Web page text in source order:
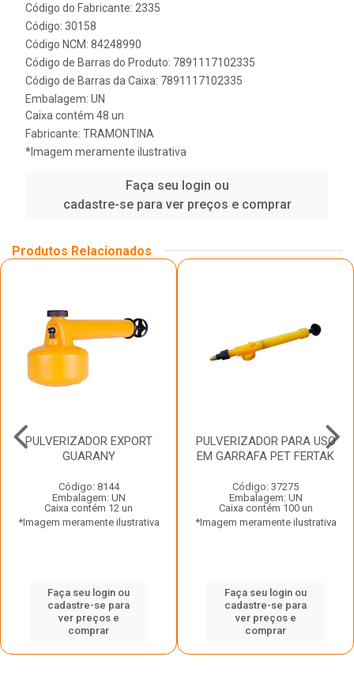
Código do Fabricante: 2335
Código: 30158
Código NCM: 84248990
Código de Barras do Produto: 7891117102335
Código de Barras da Caixa: 7891117102335
Embalagem: UN
Caixa contém 48 un
Fabricante: TRAMONTINA
*Imagem meramente ilustrativa
Faça seu login ou
cadastre-se para ver preços e comprar
Produtos Relacionados
PULVERIZADOR EXPORT
GUARANY
Código: 8144
Embalagem: UN
Caixa contém 12 un
*Imagem meramente ilustrativa
Faça seu login ou
cadastre-se para
ver preços e
comprar
PULVERIZADOR PARA USO
EM GARRAFA PET FERTAK
Código: 37275
Embalagem: UN
Caixa contém 100 un
*Imagem meramente ilustrativa
Faça seu login ou
cadastre-se para
ver preços e
comprar